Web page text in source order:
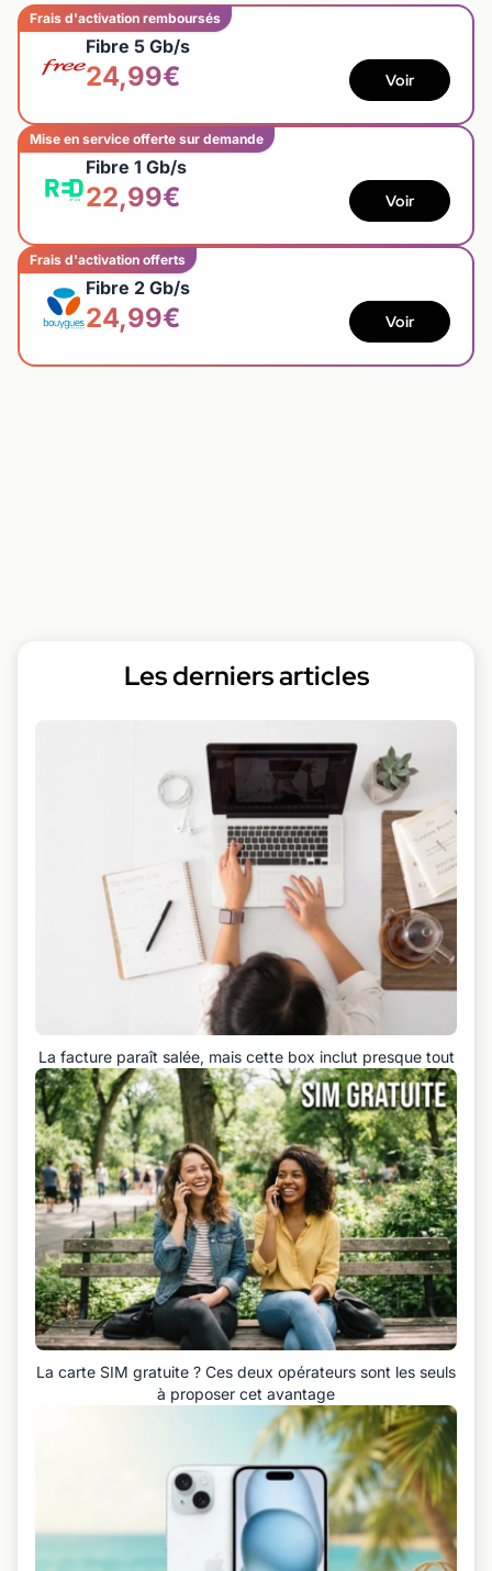
Frais d'activation remboursés
Fibre 5 Gb/s
24,99€ Voir
Mise en service offerte sur demande
Fibre 1 Gb/s
22,99€ Voir
Frais d'activation offerts
Fibre 2 Gb/s
24,99€ Voir
Les derniers articles
La facture paraît salée, mais cette box inclut presque tout
La carte SIM gratuite ? Ces deux opérateurs sont les seuls
à proposer cet avantage